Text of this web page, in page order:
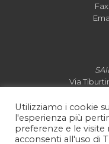
Fax:
Via
Lospaccio di
domenica
Utilizziamo i cookie
l'esperienza più
preferenze e le visite
acconsenti all'uso di